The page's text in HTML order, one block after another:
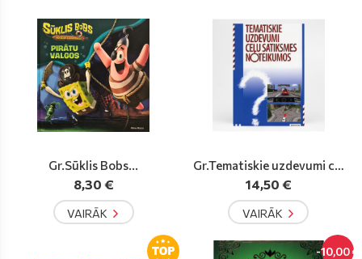
Gr.Sūklis Bobs...
8,30 €
VAIRĀK
Gr.Tematiskie uzdevumi ceļ
u...
14,50 €
VAIRĀK
-10,00 €